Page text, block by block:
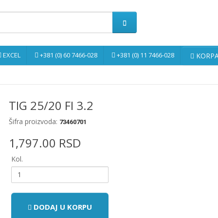
EXCEL +381 (0) 60 7466-028 +381 (0) 11 7466-028
TIG 25/20 FI 3.2
Šifra proizvoda: 73460701
1,797.00 RSD
Kol.
DODAJ U KORPU